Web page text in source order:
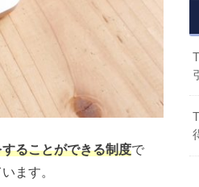
ることができる制度で
ます。